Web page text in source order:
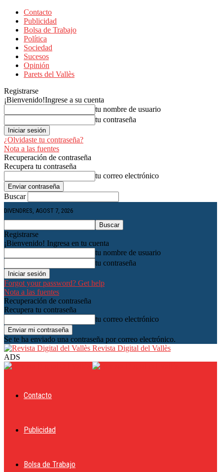
Contacto
Publicidad
Bolsa de Trabajo
Política
Sociedad
Sucesos
Opinión
Parets del Vallès
Registrarse
¡Bienvenido!Ingrese a su cuenta
tu nombre de usuario
tu contraseña
¿Olvidaste tu contraseña?
Nota a las fuentes
Recuperación de contraseña
Recupera tu contraseña
tu correo electrónico
Buscar
DIVENDRES, AGOST 7, 2026
Registrarse
¡Bienvenido! Ingresa en tu cuenta
tu nombre de usuario
tu contraseña
Forgot your password? Get help
Nota a las fuentes
Recuperación de contraseña
Recupera tu contraseña
tu correo electrónico
Se te ha enviado una contraseña por correo electrónico.
Revista Digital del Vallès
ADS
Contacto
Publicidad
Bolsa de Trabajo